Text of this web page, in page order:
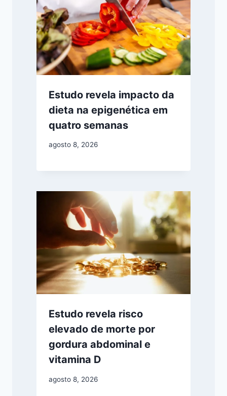
Estudo revela impacto da
dieta na epigenética em
quatro semanas
agosto 8, 2026
Estudo revela risco
elevado de morte por
gordura abdominal e
vitamina D
agosto 8, 2026